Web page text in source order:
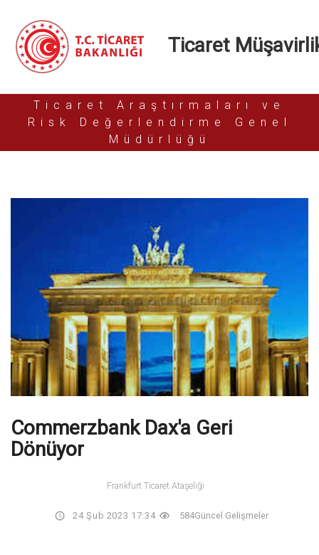
Ticaret
Ticaret Araştırmaları ve
Risk Değerlendirme Genel
Müdürlüğü
Commerzbank Dax'a Geri
Dönüyor
Frankfurt Ticaret Ataşeliği
24 Şub 2023 17:34 584Güncel Gelişmeler